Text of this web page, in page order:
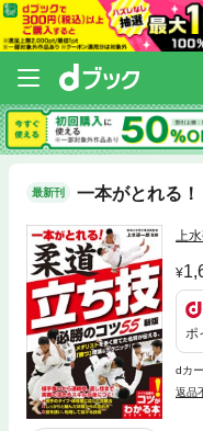
最新刊 一本がとれる
上
ポ
dカ
返品